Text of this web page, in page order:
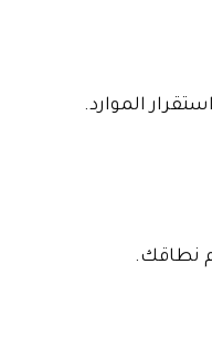
الموارد.
نطاقك.